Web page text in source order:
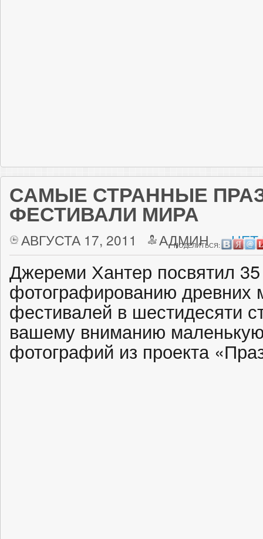
САМЫЕ СТРАННЫЕ
ФЕСТИВАЛИ МИРА
АВГУСТА 17, 2011 АДМИН НЕТ
ПОДЕЛИТЬСЯ:
Джереми Хантер посвятил
фотографированию древних
фестивалей в шестидесяти
вашему вниманию
фотографий из проекта